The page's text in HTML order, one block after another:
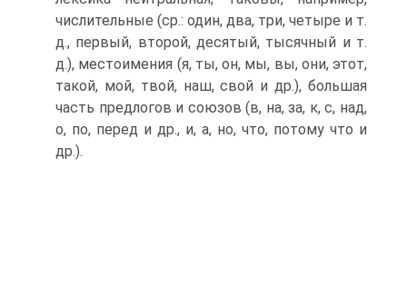
числительные (ср.: один, два, три, четыре и т.
д., первый, второй, десятый, тысячный и т.
д.), местоимения (я, ты, он, мы, вы, они, этот,
такой, мой, твой, наш, свой и др.), большая
часть предлогов и союзов (в, на, за, к, с, над,
о, по, перед и др., и, а, но, что, потому что и
др.).